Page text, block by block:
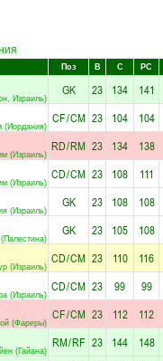
Поз В С РС
Израиль)
GK 23 134 141
(Иордания)
CF/CM 23 104 104
(Израиль)
RD/RM 23 134 138
(Израиль)
CD/CM 23 108 111
(Израиль)
GK 23 108 108
GK 23 105 108
(Израиль)
CD/CM 23 110 116
(Израиль)
CD/CM 23 99 99
(Фареры)
CF/CM 23 112 112
(Гайана)
RM/RF 23 144 148